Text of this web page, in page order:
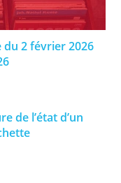
du 2 février 2026
de l’état d’un